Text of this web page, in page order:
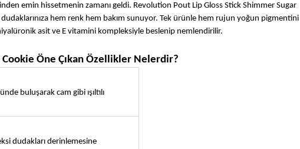
emin hissetmenin zamanı geldi. Revolution Pout Lip Gloss Stick Shimmer Sugar
hem renk hem bakım sunuyor. Tek ürünle hem rujun yoğun pigmentini
asit ve E vitamini kompleksiyle beslenip nemlendirilir.
Öne Çıkan Özellikler Nelerdir?
buluşarak cam gibi ışıltılı
dudakları derinlemesine